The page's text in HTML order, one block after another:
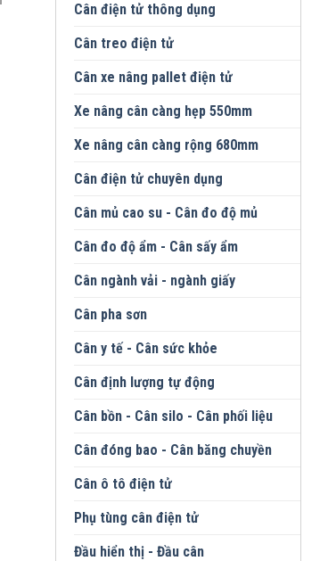
Cân điện tử thông dụng
Cân treo điện tử
Cân xe nâng pallet điện tử
Xe nâng cân càng hẹp 550mm
Xe nâng cân càng rộng 680mm
Cân điện tử chuyên dụng
Cân mủ cao su - Cân đo độ mủ
Cân đo độ ẩm - Cân sấy ẩm
Cân ngành vải - ngành giấy
Cân pha sơn
Cân y tế - Cân sức khỏe
Cân định lượng tự động
Cân bồn - Cân silo - Cân phối liệu
Cân đóng bao - Cân băng chuyền
Cân ô tô điện tử
Phụ tùng cân điện tử
Đầu hiển thị - Đầu cân